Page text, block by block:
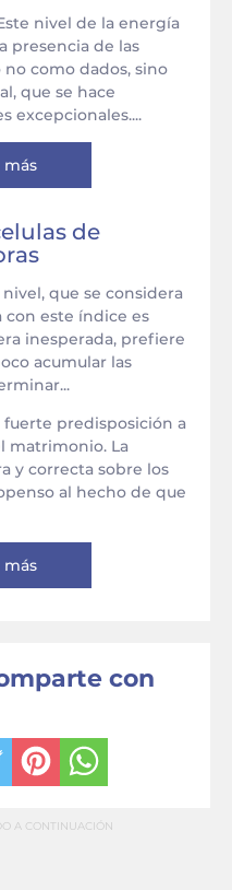
nivel de la energía
presencia de las
como dados, sino
que se hace
excepcionales....
más
de
que se considera
con este índice es
inesperada, prefiere
acumular las
fuerte predisposición a
matrimonio. La
y correcta sobre los
al hecho de que
más
con
A CONTINUACIÓN